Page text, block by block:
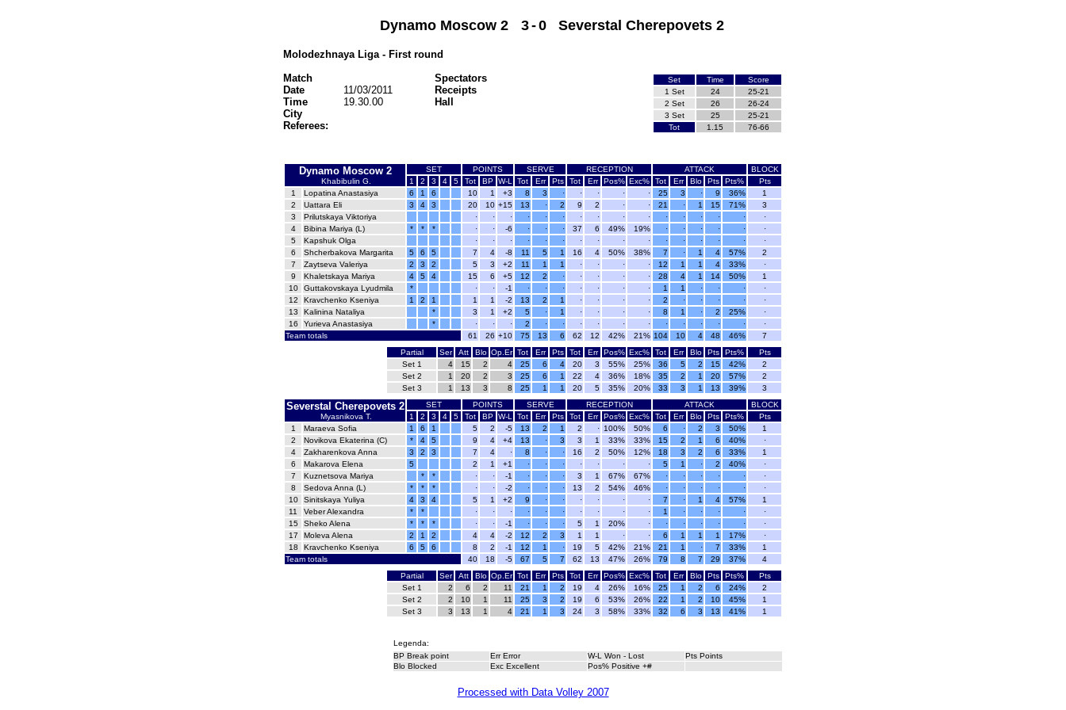
Dynamo Moscow 2 3-0 Severstal Cherepovets 2
Molodezhnaya Liga - First round
Match
Spectators
Date
11/03/2011
Receipts
Time
19.30.00
Hall
City
Referees:
Set Time
Score
1 Set
24
25-21
2 Set
26
26-24
3 Set
25
25-21
Tot
1.15 76-66
Dynamo Moscow 2
Khabibulin G.
SET POINTS SERVE RECEPTION ATTACK
BLOCK
1
2 3 4 5 Tot BP W-L Tot Err Pts Tot Err Pos% Exc% Tot Err Blo Pts Pts%
Pts
1
Lopatina Anastasiya 6 1 6 10 1 +3 8 3 · · · · · 25 3 · 9 36%
1
2
Uattara Eli 3 4 3 20 10 +15 13 · 2 9 2 · · 21 · 1 15 71%
3
3
Prilutskaya Viktoriya · · · · · · · · · · · · · · ·
·
4
Bibina Mariya (L) * * * · · -6 · · · 37 6 49% 19% · · · · ·
·
5
Kapshuk Olga · · · · · · · · · · · · · · ·
·
6
Shcherbakova Margarita 5 6 5 7 4 -8 11 5 1 16 4 50% 38% 7 · 1 4 57%
2
7
Zaytseva Valeriya 2 3 2 5 3 +2 11 1 1 · · · · 12 1 1 4 33%
·
9
Khaletskaya Mariya 4 5 4 15 6 +5 12 2 · · · · · 28 4 1 14 50%
1
10
Guttakovskaya Lyudmila * · · -1 · · · · · · · 1 1 · · ·
·
12
Kravchenko Kseniya 1 2 1 1 1 -2 13 2 1 · · · · 2 · · · ·
·
13
Kalinina Nataliya * 3 1 +2 5 · 1 · · · · 8 1 · 2 25%
·
16
Yurieva Anastasiya * · · · 2 · · · · · · · · · · ·
·
Team totals
61 26 +10 75 13 6 62 12 42% 21% 104 10 4 48 46%
7
Partial
Ser Att Blo Op.Er Tot Err Pts Tot Err Pos% Exc% Tot Err Blo Pts Pts%
Pts
Set 1
4 15 2 4 25 6 4 20 3 55% 25% 36 5 2 15 42%
2
Set 2
1 20 2 3 25 6 1 22 4 36% 18% 35 2 1 20 57%
2
Set 3
1 13 3 8 25 1 1 20 5 35% 20% 33 3 1 13 39% 3
Severstal Cherepovets 2
Myasnikova T.
SET POINTS SERVE RECEPTION ATTACK
BLOCK
1
2 3 4 5 Tot BP W-L Tot Err Pts Tot Err Pos% Exc% Tot Err Blo Pts Pts%
Pts
1
Maraeva Sofia 1 6 1 5 2 -5 13 2 1 2 · 100% 50% 6 · 2 3 50%
1
2
Novikova Ekaterina (C) * 4 5 9 4 +4 13 · 3 3 1 33% 33% 15 2 1 6 40%
·
4
Zakharenkova Anna 3 2 3 7 4 · 8 · · 16 2 50% 12% 18 3 2 6 33%
1
6
Makarova Elena 5 2 1 +1 · · · · · · · 5 1 · 2 40%
·
7
Kuznetsova Mariya * * · · -1 · · · 3 1 67% 67% · · · · ·
·
8
Sedova Anna (L) * * * · · -2 · · · 13 2 54% 46% · · · · ·
·
10
Sinitskaya Yuliya 4 3 4 5 1 +2 9 · · · · · · 7 · 1 4 57%
1
11
Veber Alexandra * * · · · · · · · · · · 1 · · · ·
·
15
Sheko Alena * * * · · -1 · · · 5 1 20% · · · · · ·
·
17
Moleva Alena 2 1 2 4 4 -2 12 2 3 1 1 · · 6 1 1 1 17%
·
18
Kravchenko Kseniya 6 5 6 8 2 -1 12 1 · 19 5 42% 21% 21 1 · 7 33%
1
Team totals
40 18 -5 67 5 7 62 13 47% 26% 79 8 7 29 37%
4
Partial
Ser Att Blo Op.Er Tot Err Pts Tot Err Pos% Exc% Tot Err Blo Pts Pts%
Pts
Set 1
2 6 2 11 21 1 2 19 4 26% 16% 25 1 2 6 24%
2
Set 2
2 10 1 11 25 3 2 19 6 53% 26% 22 1 2 10 45%
1
Set 3
3 13 1 4 21 1 3 24 3 58% 33% 32 6 3 13 41% 1
Legenda:
BP Break point
Err Error W-L Won - Lost
Pts Points
Blo Blocked
Exc Excellent Pos% Positive +#
Processed with Data Volley 2007